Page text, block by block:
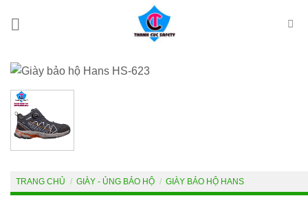
TRANG CHỦ / GIÀY - ỦNG BẢO HỘ / GIÀY BẢO HỘ HANS